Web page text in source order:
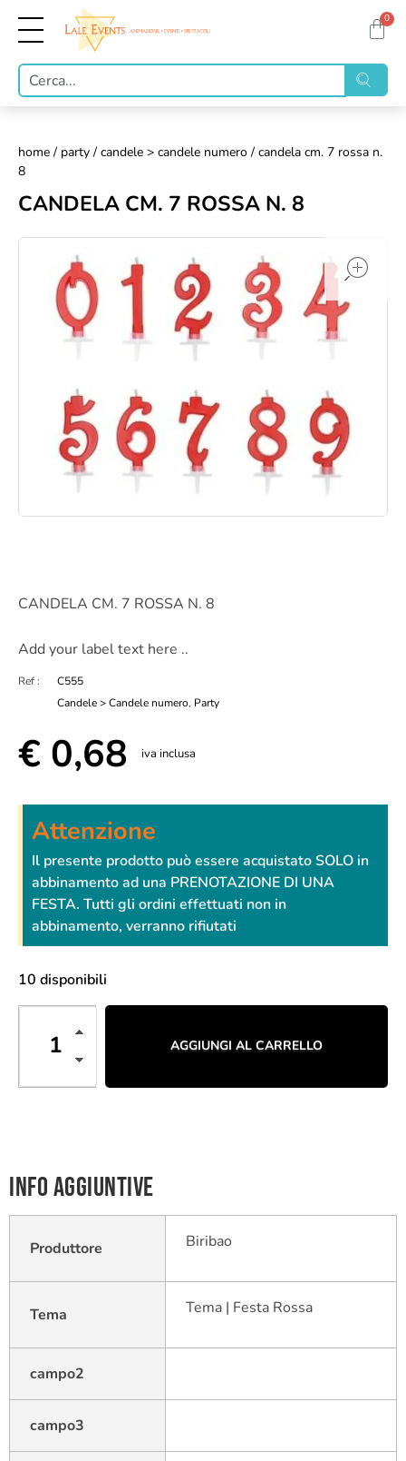
0
home / party / candele > candele numero / candela cm. 7 rossa n.
8
CANDELA CM. 7 ROSSA N. 8
CANDELA CM. 7 ROSSA N. 8
Add your label text here ..
Ref :
C555
Candele > Candele numero, Party
€ 0,68 iva inclusa
Attenzione
Il presente prodotto può essere acquistato SOLO in
abbinamento ad una PRENOTAZIONE DI UNA
FESTA. Tutti gli ordini effettuati non in
abbinamento, verranno rifiutati
10 disponibili
AGGIUNGI AL CARRELLO
Info aggiuntive
Produttore Biribao
Tema Tema | Festa Rossa
campo2
campo3